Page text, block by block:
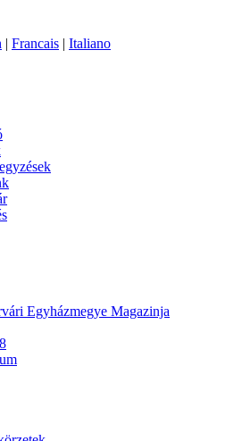
| Francais | Italiano
Egyházmegye Magazinja